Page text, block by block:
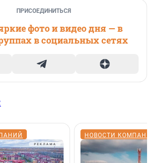
ПРИСОЕДИНИТЬСЯ
фото и видео дня — в
в социальных сетях
НОВОСТИ